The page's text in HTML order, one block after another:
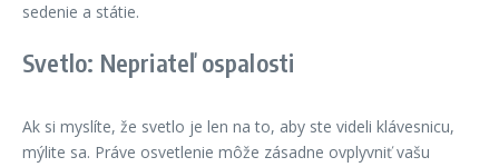
sedenie a státie.
Svetlo: Nepriateľ ospalosti
Ak si myslíte, že svetlo je len na to, aby ste videli klávesnicu,
mýlite sa. Práve osvetlenie môže zásadne ovplyvniť vašu